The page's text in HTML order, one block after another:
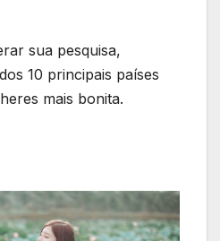
sua pesquisa,
10 principais países
mais bonita.